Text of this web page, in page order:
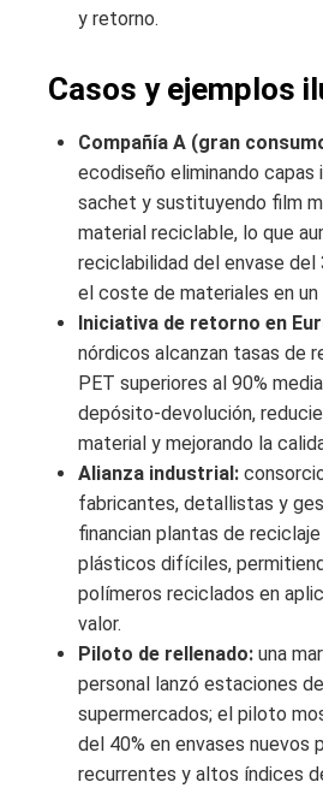
y retorno.
Casos y ejemplos
Compañía A (gran
ecodiseño eliminando capas
sachet y sustituyendo film
material reciclable, lo que
reciclabilidad del envase del
el coste de materiales en un
Iniciativa de retorno en
nórdicos alcanzan tasas de
PET superiores al 90%
depósito-devolución,
material y mejorando la
Alianza industrial:
fabricantes, detallistas y
financian plantas de
plásticos difíciles,
polímeros reciclados en
valor.
Piloto de rellenado: una
personal lanzó estaciones
supermercados; el piloto
del 40% en envases nuevos
recurrentes y altos índices